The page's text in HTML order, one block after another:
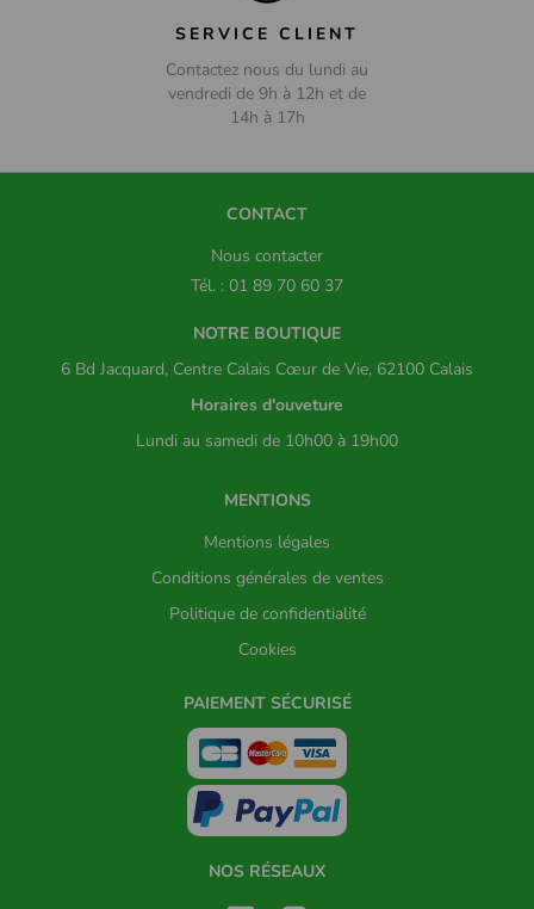
SERVICE CLIENT
Contactez nous du lundi au
vendredi de 9h à 12h et de
14h à 17h
CONTACT
Nous contacter
Tél. : 01 89 70 60 37
NOTRE BOUTIQUE
6 Bd Jacquard, Centre Calais Cœur de Vie, 62100 Calais
Horaires d'ouveture
Lundi au samedi de 10h00 à 19h00
MENTIONS
Mentions légales
Conditions générales de ventes
Politique de confidentialité
Cookies
PAIEMENT SÉCURISÉ
NOS RÉSEAUX